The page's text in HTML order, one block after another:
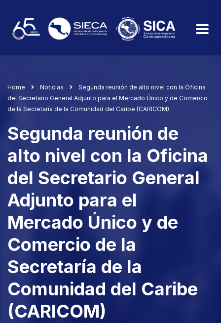
Home Noticias
Segunda reunión de alto nivel con la Oficina
del Secretario General Adjunto para el Mercado Único y de Comercio
de la Secretaría de la Comunidad del Caribe (CARICOM)
Segunda reunión de
alto nivel con la Oficina
del Secretario General
Adjunto para el
Mercado Único y de
Comercio de la
Secretaría de la
Comunidad del Caribe
(CARICOM)